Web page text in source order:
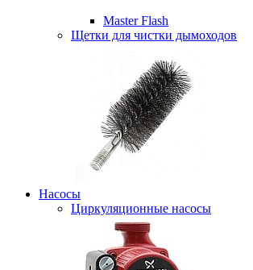
Master Flash
Щетки для чистки дымоходов
Насосы
Циркуляционные насосы